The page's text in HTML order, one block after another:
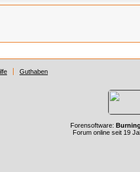
Guthaben
Forensoftware:
Forum online seit 19